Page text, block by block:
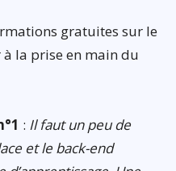
gratuites sur le
la prise en main du
: Il faut un peu de
et le back-end